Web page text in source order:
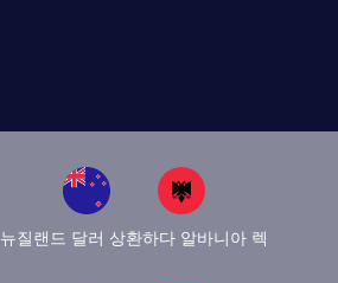
뉴질랜드 달러 상환하다 알바니아 렉